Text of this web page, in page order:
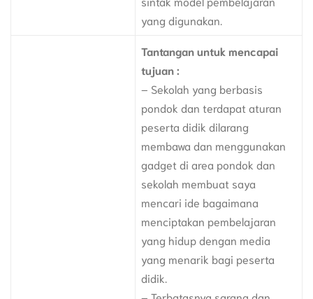
yang digunakan.
Tantangan untuk mencapai
tujuan :
– Sekolah yang berbasis
pondok dan terdapat aturan
peserta didik dilarang
membawa dan menggunakan
gadget di area pondok dan
sekolah membuat saya
mencari ide bagaimana
menciptakan pembelajaran
yang hidup dengan media
yang menarik bagi peserta
didik.